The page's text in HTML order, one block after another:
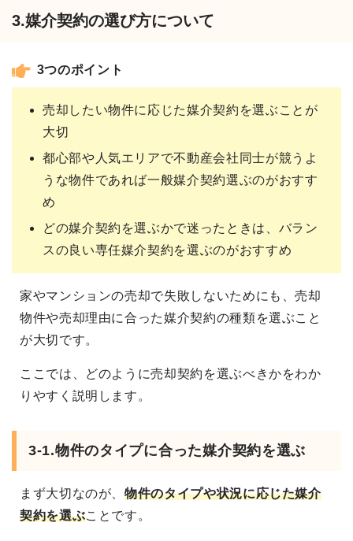
3.媒介契約の選び方について
3つのポイント
売却したい物件に応じた媒介契約を選ぶことが
大切
都心部や人気エリアで不動産会社同士が競うよ
うな物件であれば一般媒介契約選ぶのがおすす
め
どの媒介契約を選ぶかで迷ったときは、バラン
スの良い専任媒介契約を選ぶのがおすすめ
家やマンションの売却で失敗しないためにも、売却
物件や売却理由に合った媒介契約の種類を選ぶこと
が大切です。
ここでは、どのように売却契約を選ぶべきかをわか
りやすく説明します。
3-1.物件のタイプに合った媒介契約を選ぶ
まず大切なのが、物件のタイプや状況に応じた媒介
契約を選ぶことです。